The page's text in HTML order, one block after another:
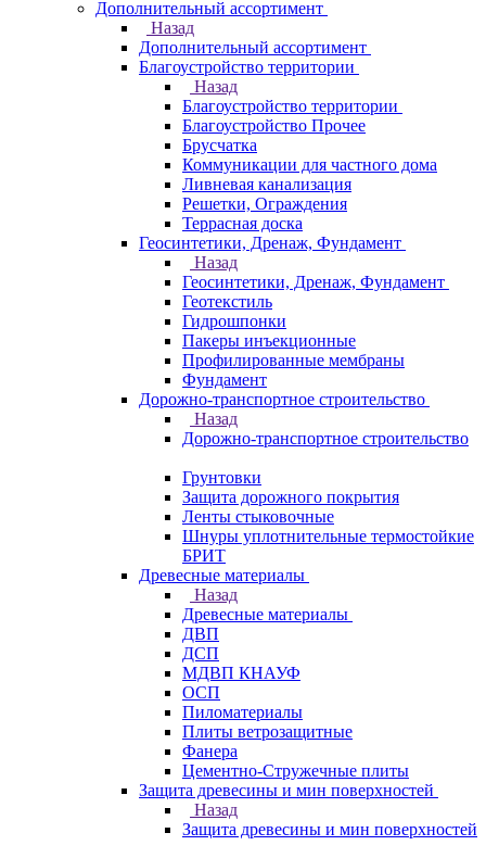
Дополнительный ассортимент
Назад
Дополнительный ассортимент
Благоустройство территории
Назад
Благоустройство территории
Благоустройство Прочее
Брусчатка
Коммуникации для частного дома
Ливневая канализация
Решетки, Ограждения
Террасная доска
Геосинтетики, Дренаж, Фундамент
Назад
Геосинтетики, Дренаж, Фундамент
Геотекстиль
Гидрошпонки
Пакеры инъекционные
Профилированные мембраны
Фундамент
Дорожно-транспортное строительство
Назад
Дорожно-транспортное строительство
Грунтовки
Защита дорожного покрытия
Ленты стыковочные
Шнуры уплотнительные термостойкие
БРИТ
Древесные материалы
Назад
Древесные материалы
ДВП
ДСП
МДВП КНАУФ
ОСП
Пиломатериалы
Плиты ветрозащитные
Фанера
Цементно-Стружечные плиты
Защита древесины и мин поверхностей
Назад
Защита древесины и мин поверхностей